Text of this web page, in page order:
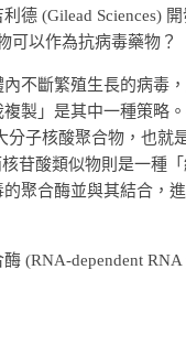
德 (Gilead Sciences)
可以作為抗病毒藥物？
不斷繁殖生長的病毒
製」是其中一種策略
分子核酸聚合物，也就
苷酸類似物則是一種
聚合酶並與其結合，
(RNA-dependent RNA